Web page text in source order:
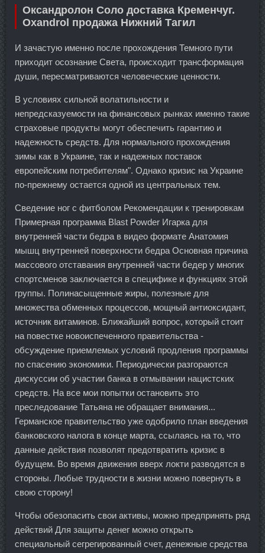
Оксандролон Соло доставка Кременчуг.
Oxandrol продажа Нижний Тагил
И зачастую именно после прохождения Темного пути
приходит осознание Света, происходит трансформация
души, пересматриваются человеческие ценности.
В условиях сильной волатильности и
непредсказуемости на финансовых рынках именно такие
страховые продукты могут обеспечить гарантию и
надежность средств. Для нормального прохождения
зимы как в Украине, так и надежных поставок
европейским потребителям". Однако кризис на Украине
по-прежнему остается одной из центральных тем.
Сведение ног с фитболом Рекомендации к тренировкам
Примерная программа Blast Powder Игарка для
внутренней части бедра в видео формате Анатомия
мышц внутренней поверхности бедра Основная причина
массового отставания внутренней части бедер у многих
спортсменов заключается в специфике и функциях этой
группы. Полинасыщенные жиры, полезные для
множества обменных процессов, мощный антиоксидант,
источник витаминов. Ближайший вопрос, который стоит
на повестке новоиспеченного правительства -
обсуждение приемлемых условий продления программы
по спасению экономики. Периодически разгораются
дискуссии об участии банка в отмывании нацистских
средств. На все мои попытки остановить это
преследование Татьяна не обращает внимания...
Германское правительство уже одобрило план введения
банковского налога в конце марта, ссылаясь на то, что
данные действия позволят предотвратить кризис в
будущем. Во время движения вверх локти разводятся в
стороны. Любые трудности в жизни можно повернуть в
свою сторону!
Чтобы обезопасить свои активы, можно предпринять ряд
действий Для защиты денег можно открыть
специальный сегрегированный счет, денежные средства